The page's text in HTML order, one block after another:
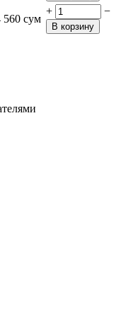
560 сум
+ −
В корзину